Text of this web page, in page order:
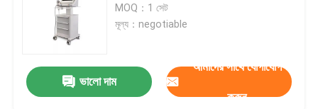
MOQ：1 সেট
মূল্য：negotiable
ভালো দাম
আমাদের সাথে যোগাযোগ
করুন